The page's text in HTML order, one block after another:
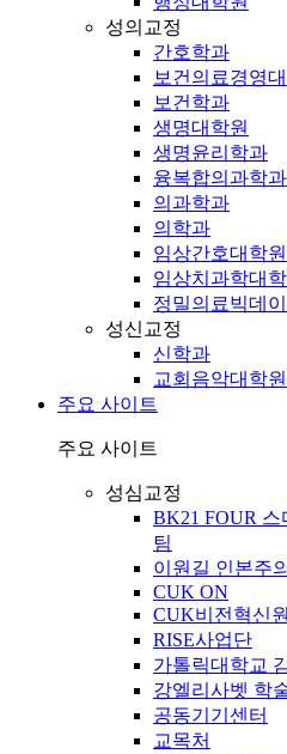
성의교정
간호학과
보건의료경영
보건학과
생명대학원
생명윤리학과
융복합의과학과
의과학과
의학과
임상간호대학원
임상치과학대
정밀의료빅데
성신교정
신학과
교회음악대학원
주요 사이트
주요 사이트
성심교정
BK21 FOUR
팀
이원길 인본주
CUK ON
CUK비전혁신원
RISE사업단
가톨릭대학교
강엘리사벳 학
공동기기센터
교목처